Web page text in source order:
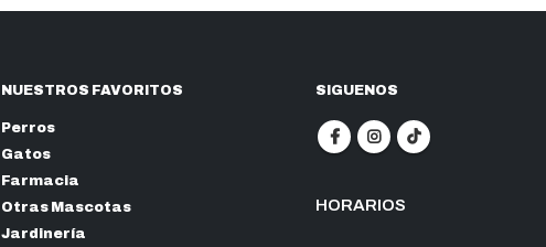
NUESTROS FAVORITOS
Perros
Gatos
Farmacia
Otras Mascotas
Jardinería
SIGUENOS
HORARIOS